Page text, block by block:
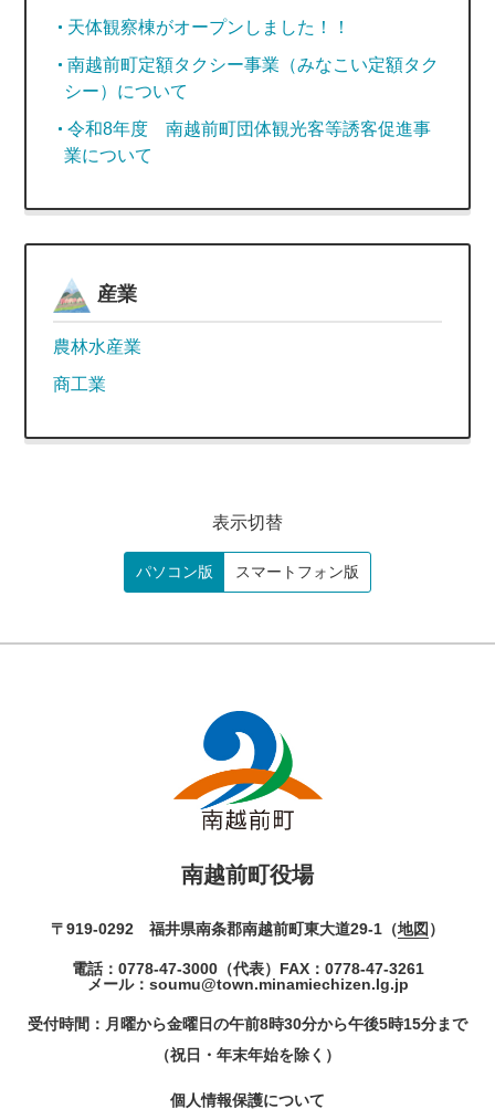
天体観察棟がオープンしました！！
南越前町定額タクシー事業（みなこい定額タク
シー）について
令和8年度 南越前町団体観光客等誘客促進事
業について
産業
農林水産業
商工業
表示切替
パソコン版 スマートフォン版
南越前町役場
〒919-0292 福井県南条郡南越前町東大道29-1（地図 ）
電話： 0778-47-3000（代表） FAX：0778-47-3261
メール： soumu@town.minamiechizen.lg.jp
受付時間：月曜から金曜日の午前8時30分から午後5時15分まで
（祝日・年末年始を除く）
個人情報保護について